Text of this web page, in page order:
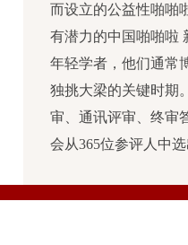
而设立的公益性啪啪
有潜力的中国啪啪啦
年轻学者，他们通常
独挑大梁的关键时期
审、通讯评审、终审
会从365位参评人中选